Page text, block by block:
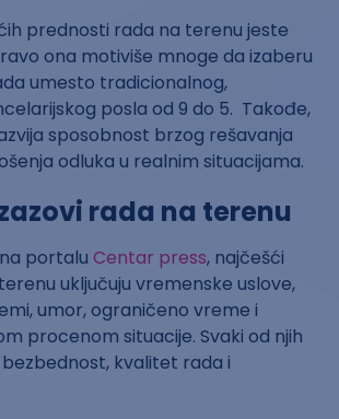
prednosti rada na terenu jeste
ona motiviše mnoge da izaberu
umesto tradicionalnog,
posla od 9 do 5. Takođe,
sposobnost brzog rešavanja
odluka u realnim situacijama.
rada na terenu
portalu Centar press, najčešći
uključuju vremenske uslove,
umor, ograničeno vreme i
procenom situacije. Svaki od njih
kvalitet rada i